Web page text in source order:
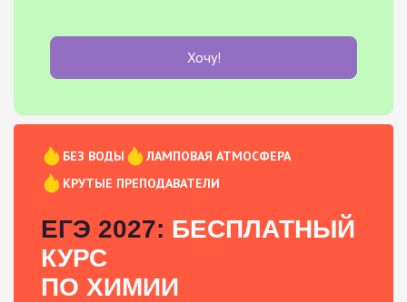
Хочу!
БЕЗ ВОДЫ
ЛАМПОВАЯ АТМОСФЕРА
КРУТЫЕ ПРЕПОДАВАТЕЛИ
ЕГЭ 2027: БЕСПЛАТНЫЙ
КУРС
ПО ХИМИИ